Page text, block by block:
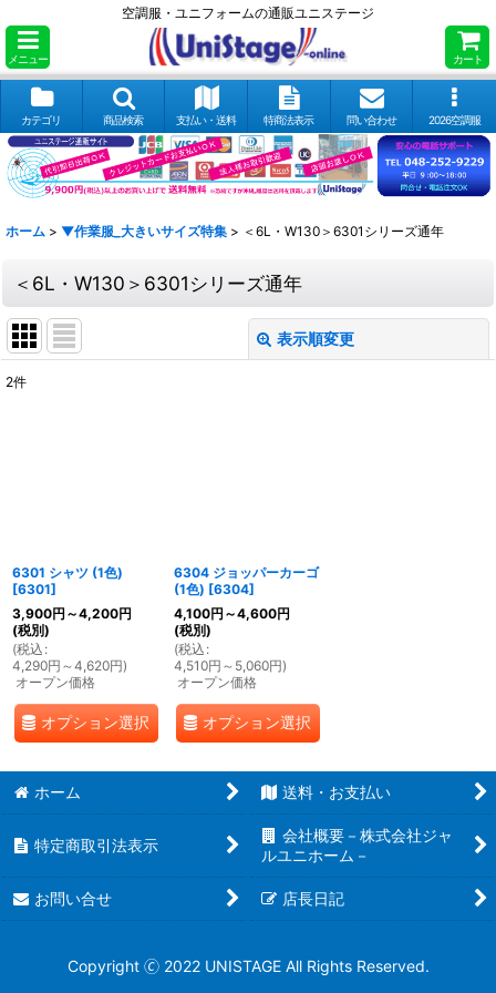
空調服・ユニフォームの通販ユニステージ
メニュー カート
カテゴリ 商品検索 支払い・送料 特商法表示 問い合わせ 2026空調服
ホーム > ▼作業服_大きいサイズ特集 > ＜6L・W130＞6301シリーズ通年
＜6L・W130＞6301シリーズ通年
表示順変更
2件
6301 シャツ (1色)
[6301]
3,900円 ～4,200円
(税別)
(税込 :
4,290円 ～4,620円)
オープン価格
オプション選択
6304 ジョッパーカーゴ
(1色) [6304]
4,100円 ～4,600円
(税別)
(税込 :
4,510円 ～5,060円)
オープン価格
オプション選択
ホーム 送料・お支払い
特定商取引法表示
会社概要－株式会社ジャ
ルユニホーム－
お問い合せ 店長日記
Copyright 🄫 2022 UNISTAGE All Rights Reserved.